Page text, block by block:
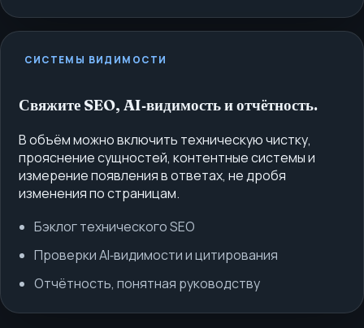
СИСТЕМЫ ВИДИМОСТИ
Свяжите SEO, AI‑видимость и отчётность.
В объём можно включить техническую чистку,
прояснение сущностей, контентные системы и
измерение появления в ответах, не дробя
изменения по страницам.
Бэклог технического SEO
Проверки AI‑видимости и цитирования
Отчётность, понятная руководству